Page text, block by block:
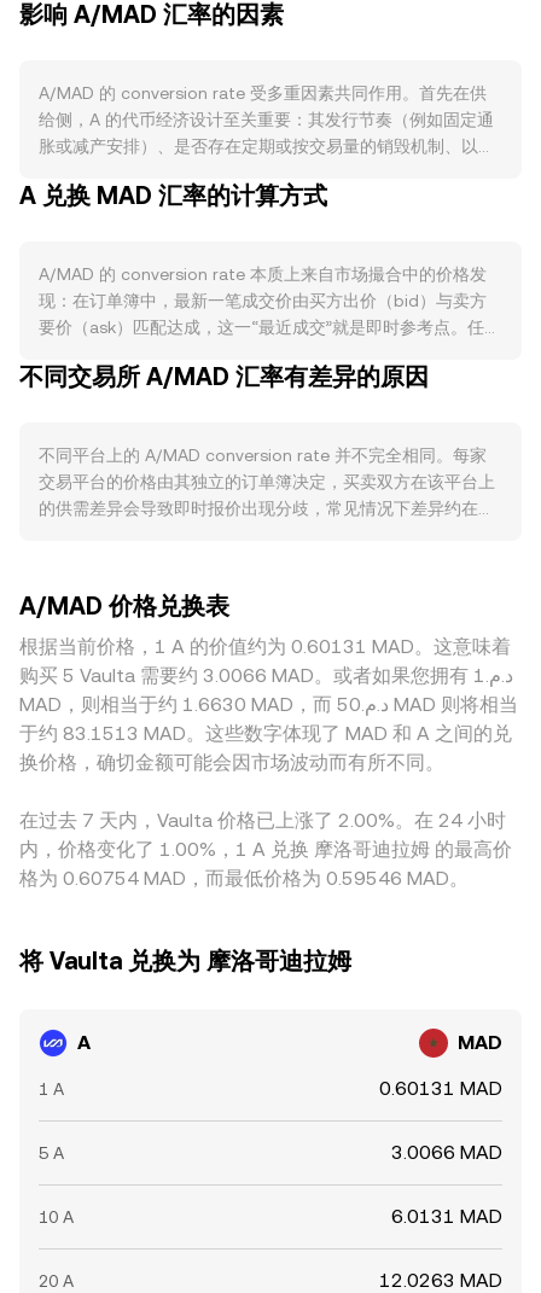
影响 A/MAD 汇率的因素
A/MAD 的 conversion rate 受多重因素共同作用。首先在供
给侧，A 的代币经济设计至关重要：其发行节奏（例如固定通
胀或减产安排）、是否存在定期或按交易量的销毁机制、以及
A 数量，从而影响 A/MAD 的短中期平衡价。需求侧则取决于
游戏或支付等场景的活跃度上升时，对 A 的实际消耗与持有需
求增加，往往支撑 conversion rate；相反，应用黏性下降会
削弱买盘。宏观层面，A 往往与比特币的整体方向存在相关
当 MAD 走强时，其他条件不变，A/MAD 的名义报价可能承
如 A 是否被界定为证券、是否获得关键市场的合规上架、托管
与清算规则变化、或大型机构产品（如以 A 为标的的基金）审
批进展，都可能引发 A/MAD conversion rate 的突发波动。
衡、以及链上或场内的“大额地址”（鲸鱼）集中入场或出货，
都会在流动性有限的时段改变买卖盘结构，进而影响
A/MAD。
A 兑换 MAD 汇率的计算方式
A/MAD 的 conversion rate 本质上来自市场撮合中的价格发
现：在订单簿中，最新一笔成交价由买方出价（bid）与卖方
要价（ask）匹配达成，这一“最近成交”就是即时参考点。任一
们的均值可视为中间价（mid-price），常被用作参考报价。
Volume_i，以更大成交量的平台价格为主导，提高整体代表
性。基于获得的 conversion rate，换算关系十分直接：MAD
Value = A Amount × conversion rate，而反向换算为 A
商（AMM）的定价也会提供链上参考。常见的恒定乘积做市遵
循 x × y = k，其中 x、y 分别代表资金池中 A 与对手资产的储
备量，瞬时价格可近似为 price = y / x；当大额交易改变池子
资产比例时，链上 A 的隐含价格随之变动，做市商与套利者会
将该信号与中心化平台价格对齐，间接影响 A/MAD 的综合参
考价。
不同交易所 A/MAD 汇率有差异的原因
不同平台上的 A/MAD conversion rate 并不完全相同。每家
交易平台的价格由其独立的订单簿决定，买卖双方在该平台上
的供需差异会导致即时报价出现分歧，常见情况下差异约在
格，导致与其他平台的偏离。此外，区域与监管因素会对 A 产
生结构性溢价或折价，例如某些地区对 A 的上架、托管或申购
通道更通畅，或因获取生态权益（如质押、空投参与）的便利
性差异，均可能形成本地化溢价。定价基准也会引入差异：许
多场所更活跃的交易对是 A/USDT，随后再通过 USDT 对
MAD 的折算形成 A/MAD 报价；当 USDT 相对 MAD 出现小幅
溢价或贴水时，该基差会传导到 A/MAD 的标价。套利行为通
时滞、链上拥堵、合规与额度限制等现实成本，都会使价差在
一段时间内得以存在。
A/MAD 价格兑换表
根据当前价格，1 A 的价值约为 0.60131 MAD。这意味着
购买 5 Vaulta 需要约 3.0066 MAD。或者如果您拥有 د.م.1
MAD，则相当于约 1.6630 MAD，而 د.م.50 MAD 则将相当
于约 83.1513 MAD。这些数字体现了 MAD 和 A 之间的兑
换价格，确切金额可能会因市场波动而有所不同。
在过去 7 天内，Vaulta 价格已上涨了 2.00%。在 24 小时
内，价格变化了 1.00%，1 A 兑换 摩洛哥迪拉姆 的最高价
格为 0.60754 MAD，而最低价格为 0.59546 MAD。
将 Vaulta 兑换为 摩洛哥迪拉姆
A MAD
1 A 0.60131 MAD
5 A 3.0066 MAD
10 A 6.0131 MAD
20 A 12.0263 MAD